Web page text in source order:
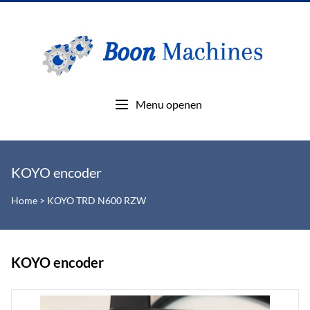
Menu openen
KOYO encoder
Home > KOYO TRD N600 RZW
KOYO encoder